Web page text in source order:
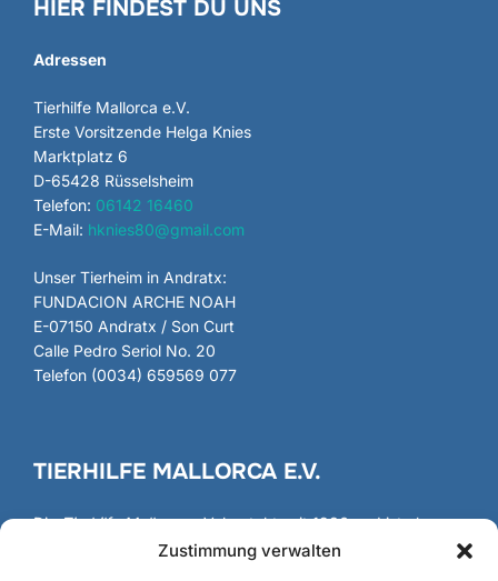
Zustimmung verwalten
HIER FINDEST DU UNS
Adressen
Tierhilfe Mallorca e.V.
Erste Vorsitzende Helga Knies
Marktplatz 6
D-65428 Rüsselsheim
Telefon: 06142 16460
E-Mail: hknies80@gmail.com
Unser Tierheim in Andratx:
FUNDACION ARCHE NOAH
E-07150 Andratx / Son Curt
Calle Pedro Seriol No. 20
Telefon (0034) 659569 077
TIERHILFE MALLORCA E.V.
DieTierhilfe Mallorcae.V. besteht seit 1986 und ist als
gemeinnütziger Verein registriert und anerkannt.